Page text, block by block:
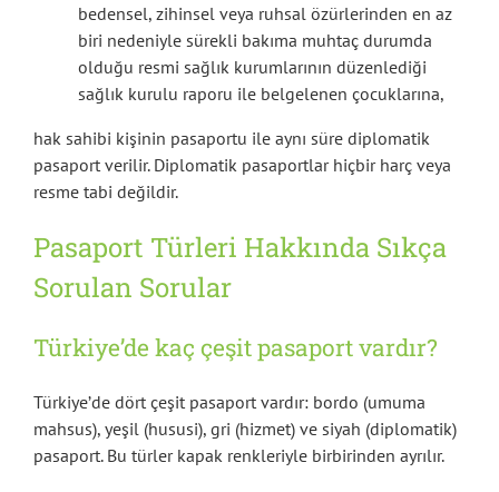
bedensel, zihinsel veya ruhsal özürlerinden en az
biri nedeniyle sürekli bakıma muhtaç durumda
olduğu resmi sağlık kurumlarının düzenlediği
sağlık kurulu raporu ile belgelenen çocuklarına,
hak sahibi kişinin pasaportu ile aynı süre diplomatik
pasaport verilir. Diplomatik pasaportlar hiçbir harç veya
resme tabi değildir.
Pasaport Türleri Hakkında Sıkça
Sorulan Sorular
Türkiye’de kaç çeşit pasaport vardır?
Türkiye’de dört çeşit pasaport vardır: bordo (umuma
mahsus), yeşil (hususi), gri (hizmet) ve siyah (diplomatik)
pasaport. Bu türler kapak renkleriyle birbirinden ayrılır.